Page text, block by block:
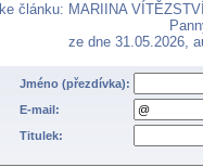
ke článku: MARIINA
ze dne 31.05.2026,
Jméno (přezdívka):
E-mail:
Titulek: